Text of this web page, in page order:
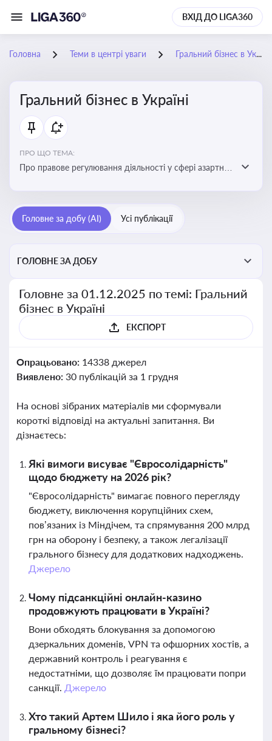
ВХІД ДО LIGA360
Головна Теми в центрі уваги Гральний бізнес в Україні
Гральний бізнес в Україні
ПРО ЩО ТЕМА:
Про правове регулювання діяльності у сфері азартних
реальні кейси
Головне за добу (AI) Усі публікації
ГОЛОВНЕ ЗА ДОБУ
Головне за 01.12.2025 по темі: Гральний
бізнес в Україні
ЕКСПОРТ
Опрацьовано: 14338 джерел
Виявлено: 30 публікацій за 1 грудня
На основі зібраних матеріалів ми сформували
короткі відповіді на актуальні запитання. Ви
дізнаєтесь:
Які вимоги висуває "Євросолідарність"
щодо бюджету на 2026 рік?
"Євросолідарність" вимагає повного перегляду
бюджету, виключення корупційних схем,
пов’язаних із Міндічем, та спрямування 200 млрд
грн на оборону і безпеку, а також легалізації
грального бізнесу для додаткових надходжень.
Джерело
Чому підсанкційні онлайн-казино
продовжують працювати в Україні?
Вони обходять блокування за допомогою
дзеркальних доменів, VPN та офшорних хостів, а
державний контроль і реагування є
недостатніми, що дозволяє їм працювати попри
санкції. Джерело
Хто такий Артем Шило і яка його роль у
гральному бізнесі?